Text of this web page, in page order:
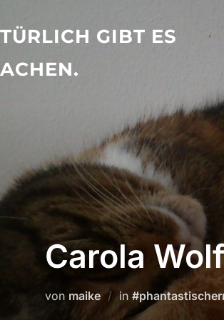
GIBT ES
Carola
von maike in